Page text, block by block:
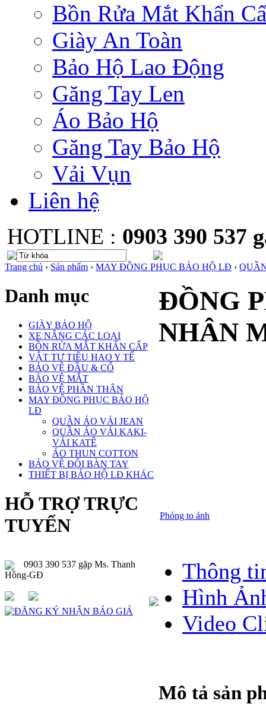
Bồn Rửa Mắt Khẩn
Giày An Toàn
Bảo Hộ Lao Động
Găng Tay Len
Áo Bảo Hộ
Găng Tay Bảo Hộ
Vải Vụn
Liên hệ
HOTLINE : 0903 390 537
Trang chủ › Sản phẩm › MAY ĐỒNG PHỤC BẢO HỘ LĐ ›
Danh mục
GIÀY BẢO HỘ
XE NÂNG CÁC LOẠI
BỒN RỬA MẮT KHẨN CẤP
VẬT TƯ TIÊU HAO Y TẾ
BẢO VỆ ĐẦU & CỔ
BẢO VỆ MẮT
BẢO VỆ PHẦN THÂN
MAY ĐỒNG PHỤC BẢO HỘ
LĐ
QUẦN ÁO VẢI JEAN
QUẦN ÁO VẢI KAKI-
VẢI KATÊ
ÁO THUN COTTON
BẢO VỆ ĐÔI BÀN TAY
THIẾT BỊ BẢO HỘ LĐ KHÁC
HỖ TRỢ TRỰC
TUYẾN
0903 390 537 gặp Ms. Thanh
Hồng-GĐ
ĐỒNG
NHÂN
Phóng to ảnh
Thông
Hình
Video
Mô tả sản